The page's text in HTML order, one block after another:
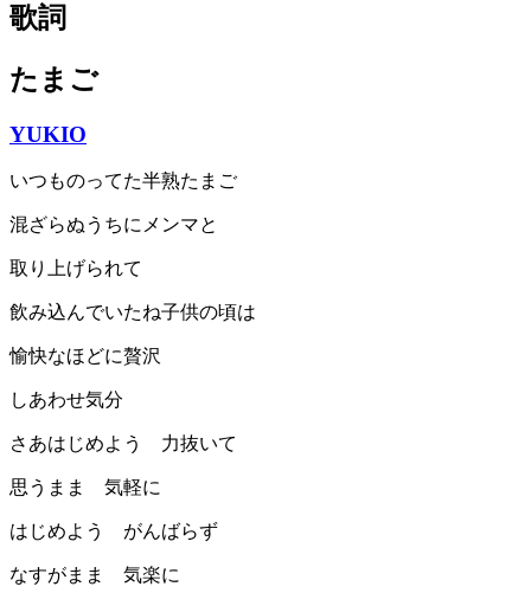
歌詞
たまご
YUKIO
いつものってた半熟たまご
混ざらぬうちにメンマと
取り上げられて
飲み込んでいたね子供の頃は
愉快なほどに贅沢
しあわせ気分
さあはじめよう 力抜いて
思うまま 気軽に
はじめよう がんばらず
なすがまま 気楽に